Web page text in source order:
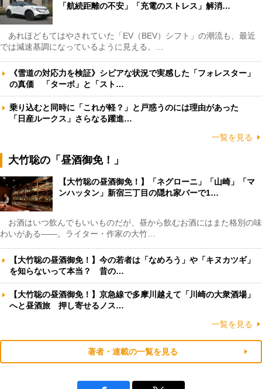
「航続距離の不安」「充電のストレス」解消…
あれほどもてはやされていた「EV（BEV）シフト」の潮流も、最近
では減速基調になっているように見える。…
《雪道の対応力を検証》シビアな状況で実感した「フォレスター」
の真価 「ターボ」と「スト…
乗り込むと同時に「これが軽？」と戸惑うのには理由があった
「日産ルークス」さらなる躍進…
一覧を見る
大竹聡の「昼酒御免！」
【大竹聡の昼酒御免！】「ネグローニ」「山崎」「マ
ンハッタン」新宿三丁目の隠れ家バーで1…
お酒はいつ飲んでもいいものだが、昼から飲むお酒にはまた格別の味
わいがある――。ライター・作家の大竹…
【大竹聡の昼酒御免！】今の若者は「なめろう」や「キヌカツギ」
を知らないって本当？ 昔の…
【大竹聡の昼酒御免！】京急線で多摩川越えて「川崎の大衆酒場」
へと昼酒旅 押し寄せるノス…
一覧を見る
著者・連載の一覧を見る